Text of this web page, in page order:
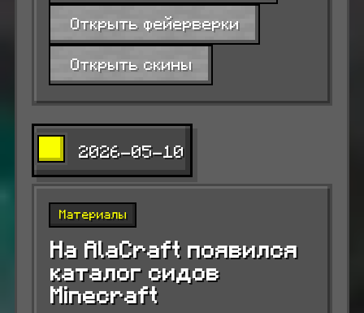
Открыть фейерверки
Открыть скины
2026-05-10
Материалы
На AlaCraft появился
каталог сидов
Minecraft